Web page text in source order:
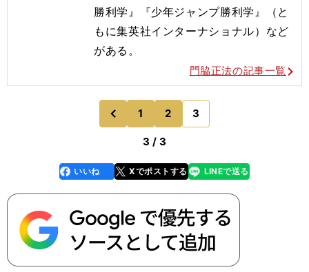
勝利学』『少年ジャンプ勝利学』（と
もに集英社インターナショナル）など
がある。
門脇正法の記事一覧
前
のページへ
1 2 3
3 / 3
faceboo
k
いいね Xでポストする
line LINEで送る